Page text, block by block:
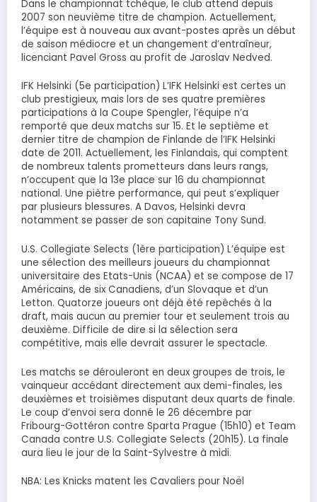
Dans le championnat tchèque, le club attend depuis
2007 son neuvième titre de champion. Actuellement,
l’équipe est à nouveau aux avant-postes après un début
de saison médiocre et un changement d’entraîneur,
licenciant Pavel Gross au profit de Jaroslav Nedved.
IFK Helsinki (5e participation) L’IFK Helsinki est certes un
club prestigieux, mais lors de ses quatre premières
participations à la Coupe Spengler, l’équipe n’a
remporté que deux matchs sur 15. Et le septième et
dernier titre de champion de Finlande de l’IFK Helsinki
date de 2011. Actuellement, les Finlandais, qui comptent
de nombreux talents prometteurs dans leurs rangs,
n’occupent que la 13e place sur 16 du championnat
national. Une piètre performance, qui peut s’expliquer
par plusieurs blessures. A Davos, Helsinki devra
notamment se passer de son capitaine Tony Sund.
U.S. Collegiate Selects (1ère participation) L’équipe est
une sélection des meilleurs joueurs du championnat
universitaire des Etats-Unis (NCAA) et se compose de 17
Américains, de six Canadiens, d’un Slovaque et d’un
Letton. Quatorze joueurs ont déjà été repêchés à la
draft, mais aucun au premier tour et seulement trois au
deuxième. Difficile de dire si la sélection sera
compétitive, mais elle devrait assurer le spectacle.
Les matchs se dérouleront en deux groupes de trois, le
vainqueur accédant directement aux demi-finales, les
deuxièmes et troisièmes disputant deux quarts de finale.
Le coup d’envoi sera donné le 26 décembre par
Fribourg-Gottéron contre Sparta Prague (15h10) et Team
Canada contre U.S. Collegiate Selects (20h15). La finale
aura lieu le jour de la Saint-Sylvestre à midi.
NBA: Les Knicks matent les Cavaliers pour Noël